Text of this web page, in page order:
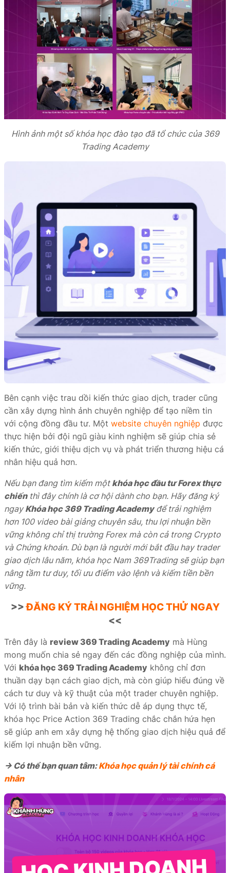
Hình ảnh một số khóa học đào tạo đã tổ chức của 369
Trading Academy
Bên cạnh việc trau dồi kiến thức giao dịch, trader cũng
cần xây dựng hình ảnh chuyên nghiệp để tạo niềm tin
với cộng đồng đầu tư. Một website chuyên nghiệp được
thực hiện bởi đội ngũ giàu kinh nghiệm sẽ giúp chia sẻ
kiến thức, giới thiệu dịch vụ và phát triển thương hiệu cá
nhân hiệu quả hơn.
Nếu bạn đang tìm kiếm một khóa học đầu tư Forex thực
chiếnthì đây chính là cơ hội dành cho bạn. Hãy đăng ký
ngayKhóa học 369 Trading Academyđể trải nghiệm
hơn 100 video bài giảng chuyên sâu, thu lợi nhuận bền
vững không chỉ thị trường Forex mà còn cả trong Crypto
và Chứng khoán. Dù bạn là người mới bắt đầu hay trader
giao dịch lâu năm, khóa học Nam 369Trading sẽ giúp bạn
nâng tầm tư duy, tối ưu điểm vào lệnh và kiếm tiền bền
vững.
>>ĐĂNG KÝ TRẢI NGHIỆM HỌC THỬ NGAY
<<
Trên đây là review 369 Trading Academy mà Hùng
mong muốn chia sẻ ngay đến các đồng nghiệp của mình.
Với khóa học 369 Trading Academy không chỉ đơn
thuần dạy bạn cách giao dịch, mà còn giúp hiểu đúng về
cách tư duy và kỹ thuật của một trader chuyên nghiệp.
Với lộ trình bài bản và kiến thức dễ áp dụng thực tế,
khóa học Price Action 369 Trading chắc chắn hứa hẹn
sẽ giúp anh em xây dựng hệ thống giao dịch hiệu quả để
kiếm lợi nhuận bền vững.
→ Có thể bạn quan tâm:Khóa học quản lý tài chính cá
nhân